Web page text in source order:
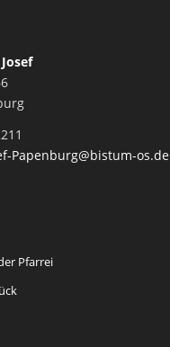
Papenburg@bistum-os.de
Pfarrei